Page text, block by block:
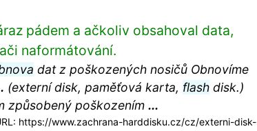
pádem a ačkoliv obsahoval data,
naformátování.
dat z poškozených nosičů Obnovíme
(externí disk, paměťová karta, flashdisk.)
způsobený poškozením ...
https://www.zachrana-harddisku.cz/cz/externi-disk-